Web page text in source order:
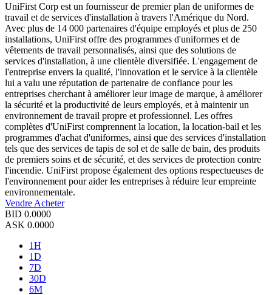
UniFirst Corp est un fournisseur de premier plan de uniformes de
travail et de services d'installation à travers l'Amérique du Nord.
Avec plus de 14 000 partenaires d'équipe employés et plus de 250
installations, UniFirst offre des programmes d'uniformes et de
vêtements de travail personnalisés, ainsi que des solutions de
services d'installation, à une clientèle diversifiée. L'engagement de
l'entreprise envers la qualité, l'innovation et le service à la clientèle
lui a valu une réputation de partenaire de confiance pour les
entreprises cherchant à améliorer leur image de marque, à améliorer
la sécurité et la productivité de leurs employés, et à maintenir un
environnement de travail propre et professionnel. Les offres
complètes d'UniFirst comprennent la location, la location-bail et les
programmes d'achat d'uniformes, ainsi que des services d'installation
tels que des services de tapis de sol et de salle de bain, des produits
de premiers soins et de sécurité, et des services de protection contre
l'incendie. UniFirst propose également des options respectueuses de
l'environnement pour aider les entreprises à réduire leur empreinte
environnementale.
Vendre Acheter
BID 0.0000
ASK 0.0000
1H
1D
7D
30D
6M